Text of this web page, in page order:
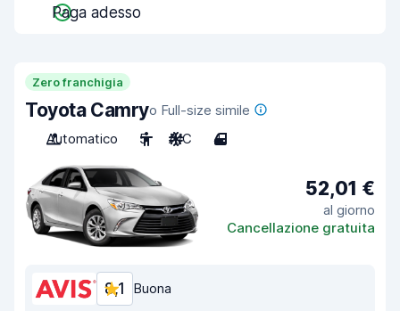
Paga adesso
Zero franchigia
Toyota Camryo Full-size simile
Automatico
5 A/C 4
52,01 €
al giorno
Cancellazione gratuita
8,1 Buona